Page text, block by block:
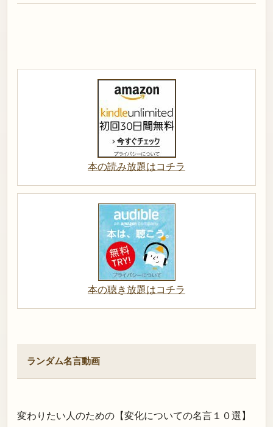
本の読み放題はコチラ
本の聴き放題はコチラ
ランダム名言動画
変わりたい人のための【変化についての名言１０選】